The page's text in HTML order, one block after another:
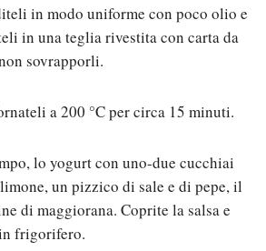
in modo uniforme con poco olio e
in una teglia rivestita con carta da
sovrapporli.
a 200 °C per circa 15 minuti.
lo yogurt con uno-due cucchiai
un pizzico di sale e di pepe, il
di maggiorana. Coprite la salsa e
frigorifero.